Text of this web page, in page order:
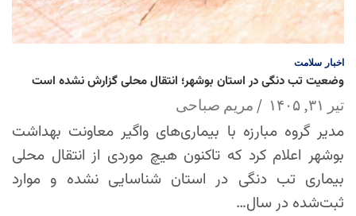
اخبار سلامت
وضعیت تب دنگی در استان بوشهر؛ انتقال محلی گزارش نشده است
تیر ۳۱, ۱۴۰۵ مریم صباحی
مدیر گروه مبارزه با بیماری‌های واگیر معاونت بهداشت
بوشهر اعلام کرد که تاکنون هیچ موردی از انتقال محلی
بیماری تب دنگی در استان شناسایی نشده و موارد
ثبت‌شده در سال…